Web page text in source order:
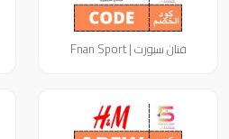
فنان سبورت | Fnan Sport